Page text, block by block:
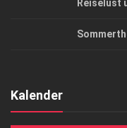
Reiselust
Kalender